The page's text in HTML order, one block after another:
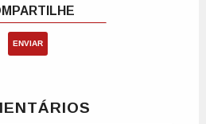
ENVIAR